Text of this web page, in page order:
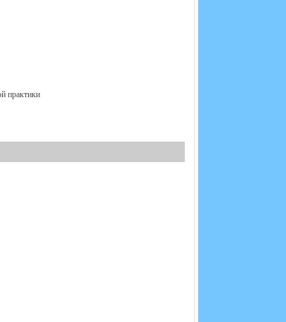
практики